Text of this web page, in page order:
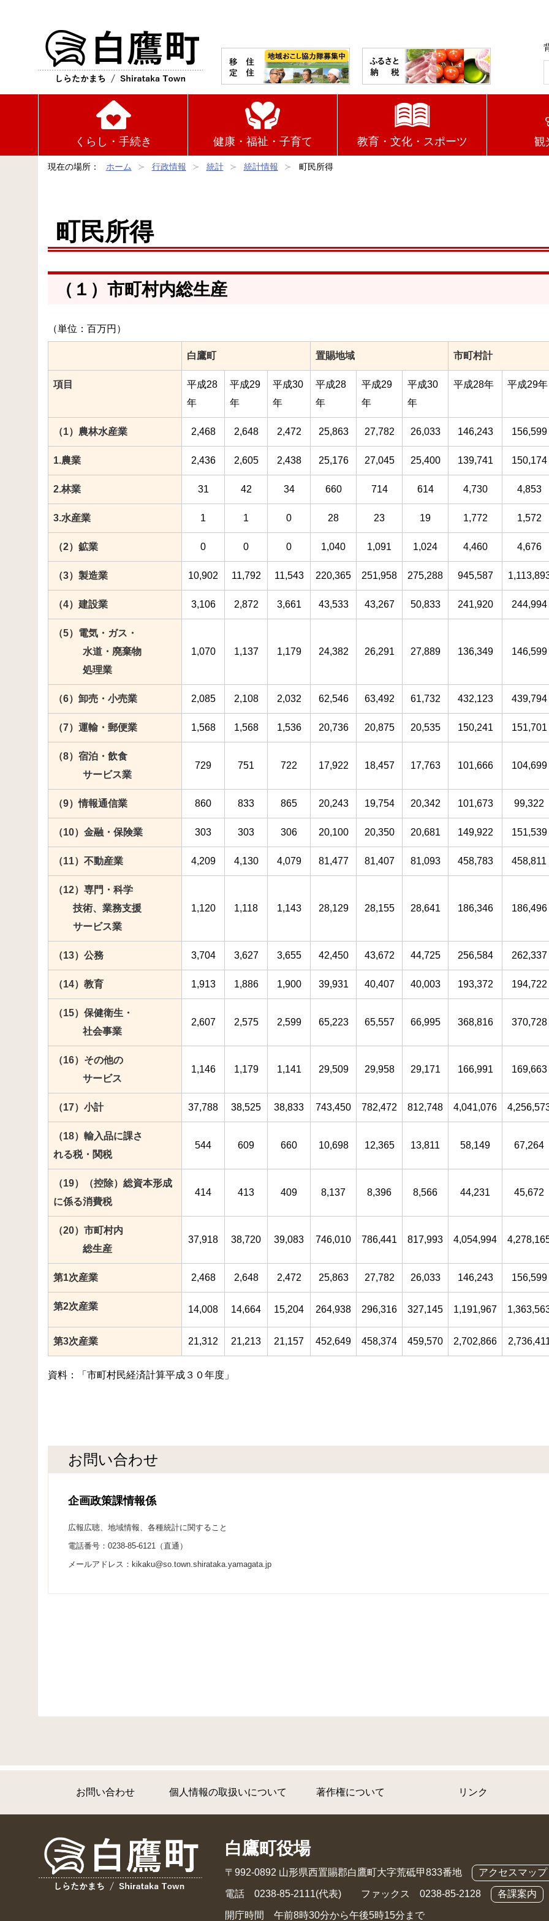
くらし・手続き 健康・福祉・子育て 教育・文化・スポーツ 観
現在の場所： ホーム 行政情報 統計 統計情報 町民所得
町民所得
（１）市町村内総生産
（単位：百万円）
白鷹町 置賜地域 市町村計
項目
平成28
年
平成29
年
平成30
年
平成28
年
平成29
年
平成30
年
平成28年 平成29年
（1）農林水産業 2,468 2,648 2,472 25,863 27,782 26,033 146,243 156,599
1.農業 2,436 2,605 2,438 25,176 27,045 25,400 139,741 150,174
2.林業 31 42 34 660 714 614 4,730 4,853
3.水産業 1 1 0 28 23 19 1,772 1,572
（2）鉱業 0 0 0 1,040 1,091 1,024 4,460 4,676
（3）製造業 10,902 11,792 11,543 220,365 251,958 275,288 945,587
（4）建設業 3,106 2,872 3,661 43,533 43,267 50,833 241,920 244,994
（5）電気・ガス・
水道・廃棄物
処理業
1,070 1,137 1,179 24,382 26,291 27,889 136,349 146,599
（6）卸売・小売業 2,085 2,108 2,032 62,546 63,492 61,732 432,123 439,794
（7）運輸・郵便業 1,568 1,568 1,536 20,736 20,875 20,535 150,241 151,701
（8）宿泊・飲食
サービス業
729 751 722 17,922 18,457 17,763 101,666 104,699
（9）情報通信業 860 833 865 20,243 19,754 20,342 101,673 99,322
（10）金融・保険業 303 303 306 20,100 20,350 20,681 149,922 151,539
（11）不動産業 4,209 4,130 4,079 81,477 81,407 81,093 458,783 458,811
（12）専門・科学
技術、業務支援
サービス業
1,120 1,118 1,143 28,129 28,155 28,641 186,346 186,496
（13）公務 3,704 3,627 3,655 42,450 43,672 44,725 256,584 262,337
（14）教育 1,913 1,886 1,900 39,931 40,407 40,003 193,372 194,722
（15）保健衛生・
社会事業
2,607 2,575 2,599 65,223 65,557 66,995 368,816 370,728
（16）その他の
サービス
1,146 1,179 1,141 29,509 29,958 29,171 166,991 169,663
（17）小計 37,788 38,525 38,833 743,450 782,472 812,748 4,041,076
（18）輸入品に課さ
れる税・関税
544 609 660 10,698 12,365 13,811 58,149 67,264
（19）（控除）総資本形成
に係る消費税
414 413 409 8,137 8,396 8,566 44,231 45,672
（20）市町村内
総生産
37,918 38,720 39,083 746,010 786,441 817,993 4,054,994
第1次産業 2,468 2,648 2,472 25,863 27,782 26,033 146,243 156,599
第2次産業 14,008 14,664 15,204 264,938 296,316 327,145 1,191,967
第3次産業 21,312 21,213 21,157 452,649 458,374 459,570 2,702,866
資料：「市町村民経済計算平成３０年度」
お問い合わせ
企画政策課情報係
広報広聴、地域情報、各種統計に関すること
電話番号：0238-85-6121（直通）
メールアドレス：kikaku@so.town.shirataka.yamagata.jp
お問い合わせ 個人情報の取扱いについて 著作権について リンク
白鷹町役場
〒992-0892 山形県西置賜郡白鷹町大字荒砥甲833番地 アクセスマップ
電話 0238-85-2111(代表) ファックス 0238-85-2128 各課案内
開庁時間 午前8時30分から午後5時15分まで